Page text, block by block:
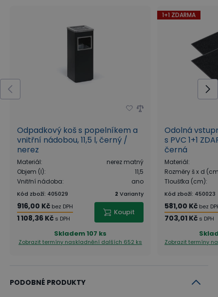
Odpadkový koš s popelníkem a
vnitřní nádobou, 11,5 l, černý /
nerez
Materiál:
nerez matný
Objem (l):
11,5
Vnitřní nádoba: ano
Kód zboží: 405029 2 Varianty
916,00 Kč bez DPH
1 108,36 Kč s DPH
Koupit
Skladem107 ks
Zobrazit termíny naskladnění dalších 652 ks
1+1 ZDARMA
Odolná
s PVC 1+1
černá
Materiál:
Rozměry š x d
Tloušťka (cm):
Kód zboží: 450023
581,00 Kč bez
703,01 Kč s DPH
Zobrazit termíny
PODOBNÉ PRODUKTY